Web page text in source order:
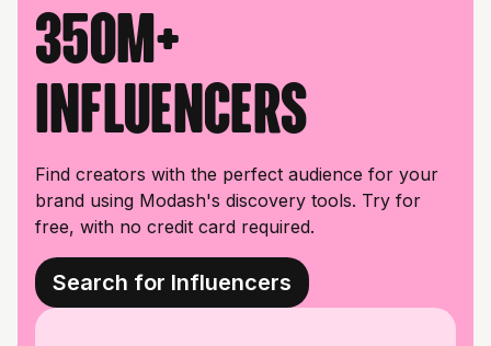
350M+
influencers
Find creators with the perfect audience for your
brand using Modash's discovery tools. Try for
free, with no credit card required.
Search for Influencers